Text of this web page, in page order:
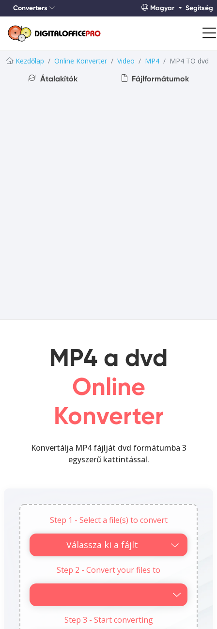
Converters Magyar Segítség
Kezdőlap Online Konverter Video MP4
MP4 TO dvd
Átalakítók
Fájlformátumok
MP4 a dvd
Online
Konverter
Konvertálja MP4 fájlját dvd formátumba 3
egyszerű kattintással.
Step 1 - Select a file(s) to convert
Válassza ki a fájlt
Step 2 - Convert your files to
Step 3 - Start converting